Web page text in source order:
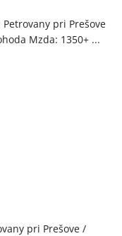
pri Prešove
Mzda: 1350+ ...
pri Prešove /